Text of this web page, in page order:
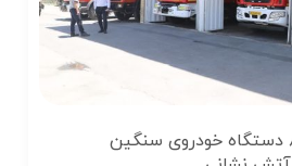
طرح تجهیز ۸ دستگاه خودروی سنگین